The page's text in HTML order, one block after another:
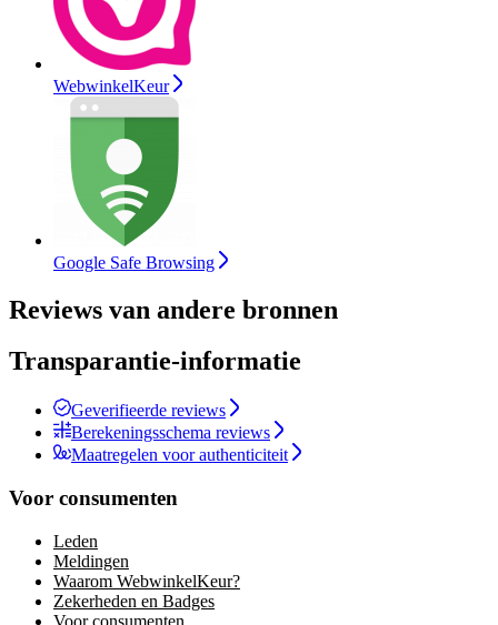
WebwinkelKeur
Google Safe Browsing
Reviews van andere bronnen
Transparantie-informatie
Geverifieerde reviews
Berekeningsschema reviews
Maatregelen voor authenticiteit
Voor consumenten
Leden
Meldingen
Waarom WebwinkelKeur?
Zekerheden en Badges
Voor consumenten